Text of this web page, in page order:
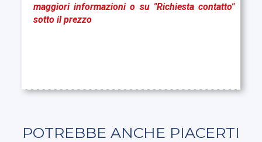
maggiori informazioni o su "Richiesta contatto"
sotto il prezzo
POTREBBE ANCHE PIACERTI